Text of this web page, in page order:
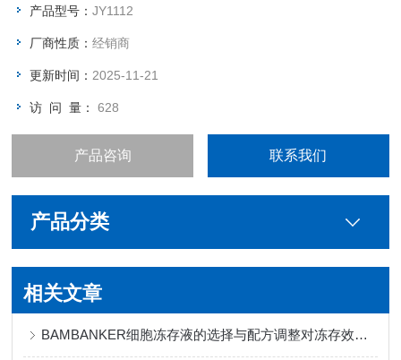
产品型号：JY1112
厂商性质：经销商
更新时间： 2025-11-21
访 问 量：628
产品咨询 联系我们
产品分类
相关文章
BAMBANKER细胞冻存液的选择与配方调整对冻存效果的影响